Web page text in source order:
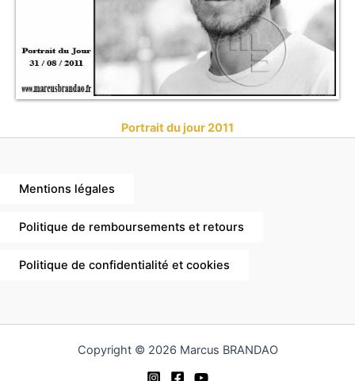
Portrait du jour 2011
Mentions légales
Politique de remboursements et retours
Politique de confidentialité et cookies
Copyright © 2026 Marcus BRANDAO